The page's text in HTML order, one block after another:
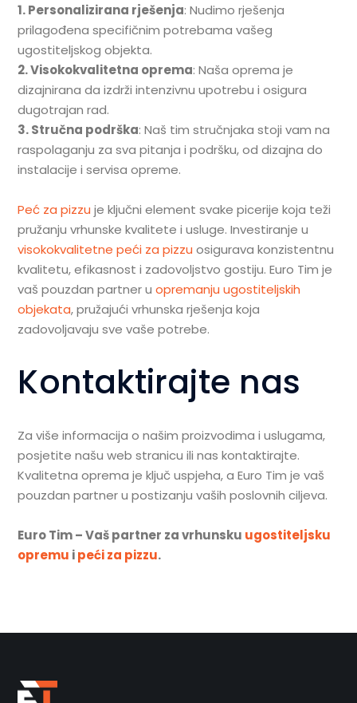
1. Personalizirana rješenja: Nudimo rješenja
prilagođena specifičnim potrebama vašeg
ugostiteljskog objekta.
2. Visokokvalitetna oprema: Naša oprema je
dizajnirana da izdrži intenzivnu upotrebu i osigura
dugotrajan rad.
3. Stručna podrška: Naš tim stručnjaka stoji vam na
raspolaganju za sva pitanja i podršku, od dizajna do
instalacije i servisa opreme.
Peć za pizzu je ključni element svake picerije koja teži
pružanju vrhunske kvalitete i usluge. Investiranje u
visokokvalitetne peći za pizzu osigurava konzistentnu
kvalitetu, efikasnost i zadovoljstvo gostiju. Euro Tim je
vaš pouzdan partner uopremanju ugostiteljskih
objekata, pružajući vrhunska rješenja koja
zadovoljavaju sve vaše potrebe.
Kontaktirajte nas
Za više informacija o našim proizvodima i uslugama,
posjetite našu web stranicu ili nas kontaktirajte.
Kvalitetna oprema je ključ uspjeha, a Euro Tim je vaš
pouzdan partner u postizanju vaših poslovnih ciljeva.
Euro Tim – Vaš partner za vrhunsku ugostiteljsku
opremu ipeći za pizzu.